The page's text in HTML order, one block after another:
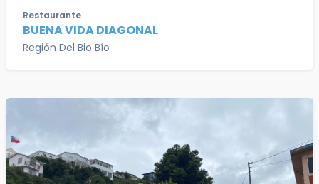
Restaurante
BUENA VIDA DIAGONAL
Región Del Bio Bío